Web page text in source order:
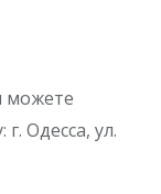
Одесса, ул.